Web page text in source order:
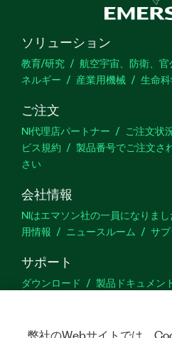
ソリューション
教育/研究 航空宇宙、防衛、官
ネルギー
産業用機械 生命
ご注文
NI代理店パートナー ご注文状
ビス規約
製品番号でご注文さ
さい
会社情報
NIはエマソン社の一員になりまし
用情報
ニュースルーム サ
サポート
ダウンロード 製品ドキュメン
弊社のWebサイトでは、